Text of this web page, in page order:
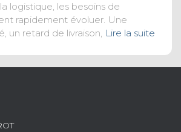
logistique, les besoins de
rapidement évoluer. Une
un retard de livraison, Lire la suite